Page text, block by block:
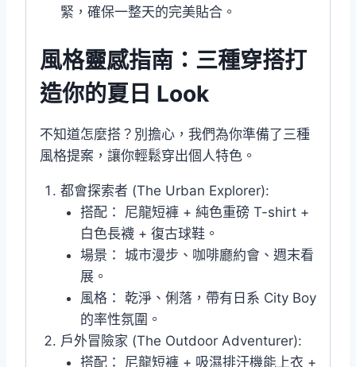
緊，確保一整天的完美貼合。
風格靈感指南：三種穿搭打
造你的夏日 Look
不知道怎麼搭？別擔心，我們為你準備了三種
風格提案，讓你輕鬆穿出個人特色。
都會探索者 (The Urban Explorer):
搭配： 尼龍短褲 + 純色重磅 T-shirt +
白色長襪 + 復古球鞋。
場景： 城市漫步、咖啡廳約會、週末看
展。
風格： 乾淨、俐落，帶有日系 City Boy
的率性氛圍。
戶外冒險家 (The Outdoor Adventurer):
搭配： 尼龍短褲 + 吸濕排汗機能上衣 +